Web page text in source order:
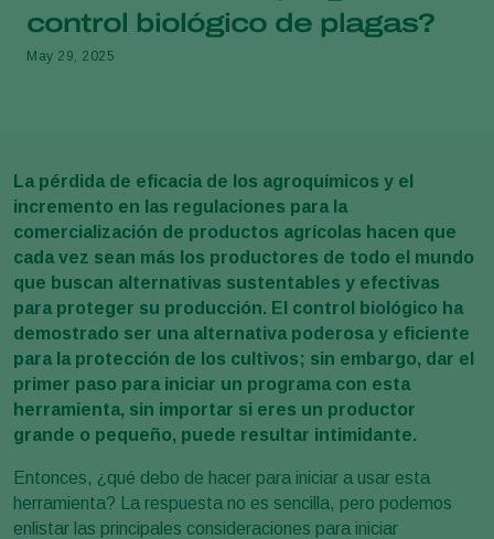
control biológico de plagas?
May 29, 2025
La pérdida de eficacia de los agroquímicos y el
incremento en las regulaciones para la
comercialización de productos agrícolas hacen que
cada vez sean más los productores de todo el mundo
que buscan alternativas sustentables y efectivas
para proteger su producción. El control biológico ha
demostrado ser una alternativa poderosa y eficiente
para la protección de los cultivos; sin embargo, dar el
primer paso para iniciar un programa con esta
herramienta, sin importar si eres un productor
grande o pequeño, puede resultar intimidante.
Entonces, ¿qué debo de hacer para iniciar a usar esta
herramienta? La respuesta no es sencilla, pero podemos
enlistar las principales consideraciones para iniciar